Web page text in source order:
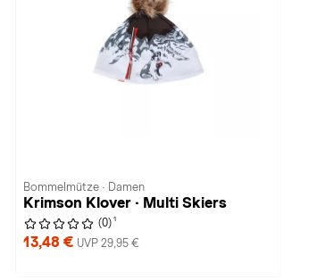
Bommelmütze · Damen
Krimson Klover · Multi Skiers
(0) 1
13,48 € UVP 29,95 €